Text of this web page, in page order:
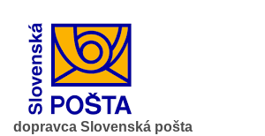
dopravca Slovenská pošta